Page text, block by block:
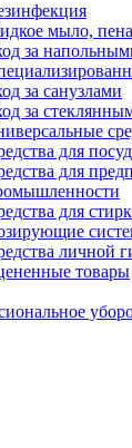
мыло,
за
за санузлами
за
для
для
для
личной
товары